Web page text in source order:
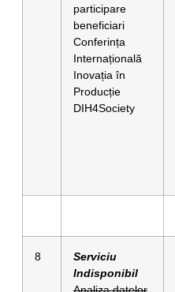
participare
beneficiari
Conferința
Internațională
Inovația în
Producție
DIH4Society
8
Serviciu
Indisponibil
Analiza datelor